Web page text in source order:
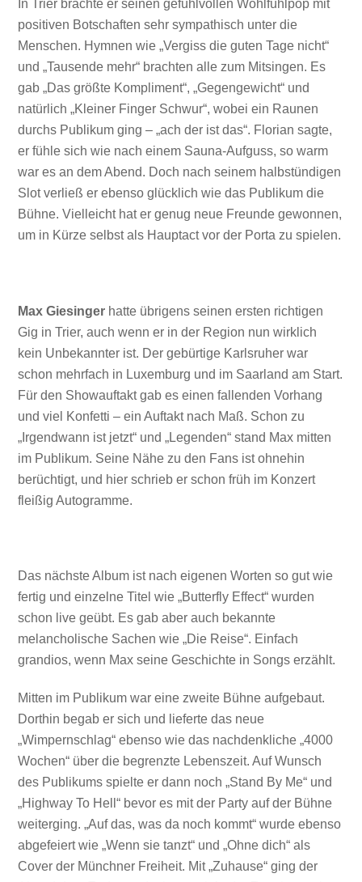
In Trier brachte er seinen gefühlvollen Wohlfühlpop mit
positiven Botschaften sehr sympathisch unter die
Menschen. Hymnen wie „Vergiss die guten Tage nicht“
und „Tausende mehr“ brachten alle zum Mitsingen. Es
gab „Das größte Kompliment“, „Gegengewicht“ und
natürlich „Kleiner Finger Schwur“, wobei ein Raunen
durchs Publikum ging – „ach der ist das“. Florian sagte,
er fühle sich wie nach einem Sauna-Aufguss, so warm
war es an dem Abend. Doch nach seinem halbstündigen
Slot verließ er ebenso glücklich wie das Publikum die
Bühne. Vielleicht hat er genug neue Freunde gewonnen,
um in Kürze selbst als Hauptact vor der Porta zu spielen.
Max Giesinger hatte übrigens seinen ersten richtigen
Gig in Trier, auch wenn er in der Region nun wirklich
kein Unbekannter ist. Der gebürtige Karlsruher war
schon mehrfach in Luxemburg und im Saarland am Start.
Für den Showauftakt gab es einen fallenden Vorhang
und viel Konfetti – ein Auftakt nach Maß. Schon zu
„Irgendwann ist jetzt“ und „Legenden“ stand Max mitten
im Publikum. Seine Nähe zu den Fans ist ohnehin
berüchtigt, und hier schrieb er schon früh im Konzert
fleißig Autogramme.
Das nächste Album ist nach eigenen Worten so gut wie
fertig und einzelne Titel wie „Butterfly Effect“ wurden
schon live geübt. Es gab aber auch bekannte
melancholische Sachen wie „Die Reise“. Einfach
grandios, wenn Max seine Geschichte in Songs erzählt.
Mitten im Publikum war eine zweite Bühne aufgebaut.
Dorthin begab er sich und lieferte das neue
„Wimpernschlag“ ebenso wie das nachdenkliche „4000
Wochen“ über die begrenzte Lebenszeit. Auf Wunsch
des Publikums spielte er dann noch „Stand By Me“ und
„Highway To Hell“ bevor es mit der Party auf der Bühne
weiterging. „Auf das, was da noch kommt“ wurde ebenso
abgefeiert wie „Wenn sie tanzt“ und „Ohne dich“ als
Cover der Münchner Freiheit. Mit „Zuhause“ ging der